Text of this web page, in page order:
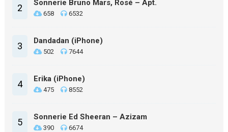
2 Sonnerie Bruno Mars, Rosé – Apt.
658 6532
3 Dandadan (iPhone)
502 7644
4 Erika (iPhone)
475 8552
5 Sonnerie Ed Sheeran – Azizam
390 6674